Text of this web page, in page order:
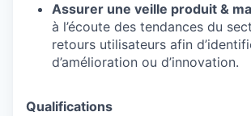
Assurer une veille produit &
à l’écoute des tendances du
retours utilisateurs afin
d’amélioration ou d’innovation.
Qualifications